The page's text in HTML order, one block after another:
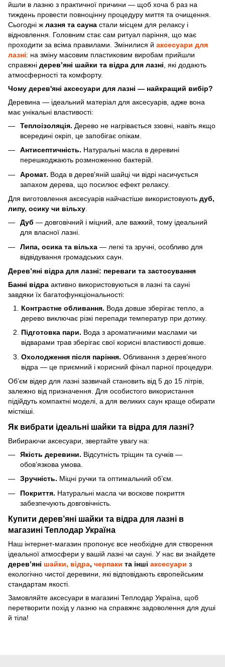
йшли в лазню з практичної причини — щоб хоча б раз на
тиждень провести повноцінну процедуру миття та очищення.
Сьогодні ж лазня та сауна стали місцем для релаксу і
відновлення. Головним стає сам ритуал паріння, що має
проходити за всіма правилами. Змінилися й аксесуари для
лазні: на зміну масовим пластиковим виробам прийшли
справжні дерев’яні шайки та відра для лазні , які додають
атмосферності та комфорту.
Чому дерев'яні аксесуари для лазні — найкращий вибір?
Деревина — ідеальний матеріал для аксесуарів, адже вона
має унікальні властивості:
Теплоізоляція. Дерево не нагрівається ззовні, навіть якщо
всередині окріп, це запобігає опікам.
Антисептичність. Натуральні масла в деревині
перешкоджають розмноженню бактерій.
Аромат. Вода в дерев'яній шайці чи відрі насичується
запахом дерева, що посилює ефект релаксу.
Для виготовлення аксесуарів найчастіше використовують дуб,
липу, осику чи вільху
Дуб — довговічний і міцний, але важкий, тому ідеальний
для власної лазні.
Липа, осика та вільха — легкі та зручні, особливо для
відвідування громадських саун.
Дерев’яні відра для лазні: переваги та застосування
Банні відра активно використовуються в лазні та сауні
завдяки їх багатофункціональності:
Контрастне обливання. Вода довше зберігає тепло, а
дерево виключає різкі перепади температур при дотику.
Підготовка пари. Вода з ароматичними маслами чи
відварами трав зберігає свої корисні властивості довше.
Охолодження після паріння. Обливання з дерев’яного
відра — це приємний і корисний фінал парної процедури.
Об’єм відер для лазні зазвичай становить від 5 до 15 літрів,
залежно від призначення. Для особистого використання
підійдуть компактні моделі, а для великих саун краще обирати
місткіші.
Як вибрати ідеальні шайки та відра для лазні?
Вибираючи аксесуари, звертайте увагу на:
Якість деревини. Відсутність тріщин та сучків —
обов’язкова умова.
Зручність. Міцні ручки та оптимальний об’єм.
Покриття. Натуральні масла чи воскове покриття
забезпечують довговічність.
Купити дерев’яні шайки та відра для лазні в
магазині Теплодар Україна
Наш інтернет-магазин пропонує все необхідне для створення
ідеальної атмосфери у вашій лазні чи сауні. У нас ви знайдете
дерев’яні шайки, відра, черпаки та інші аксесуари з
екологічно чистої деревини, які відповідають європейським
стандартам якості.
Замовляйте аксесуари в магазині Теплодар Україна, щоб
перетворити похід у лазню на справжнє задоволення для душі
й тіла!